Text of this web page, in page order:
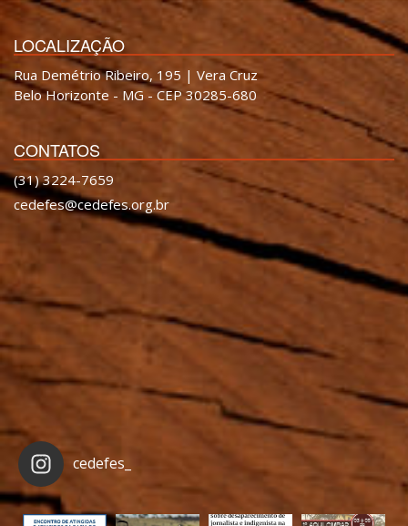
LOCALIZAÇÃO
Rua Demétrio Ribeiro, 195 | Vera Cruz
Belo Horizonte - MG - CEP 30285-680
CONTATOS
(31) 3224-7659
cedefes@cedefes.org.br
cedefes_